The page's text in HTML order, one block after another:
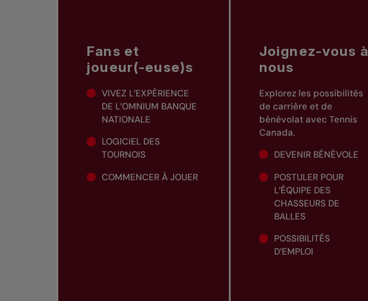
Fans et
joueur(-euse)s
VIVEZ L’EXPÉRIENCE
DE L’OMNIUM BANQUE
NATIONALE
LOGICIEL DES
TOURNOIS
COMMENCER À JOUER
Joignez-vous à
nous
Explorez les possibilités
de carrière et de
bénévolat avec Tennis
Canada.
DEVENIR BÉNÉVOLE
POSTULER POUR
L’ÉQUIPE DES
CHASSEURS DE
BALLES
POSSIBILITÉS
D’EMPLOI